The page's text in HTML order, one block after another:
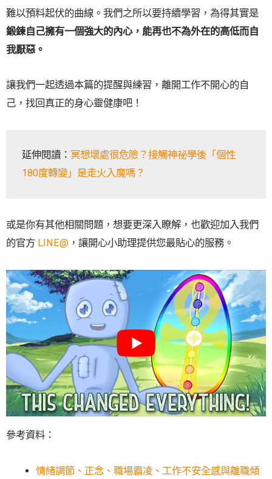
難以預料起伏的曲線。我們之所以要持續學習，為得其實是
鍛鍊自己擁有一個強大的內心，能再也不為外在的高低而自
我厭惡。
讓我們一起透過本篇的提醒與練習，離開工作不開心的自
己，找回真正的身心靈健康吧！
延伸閱讀： 冥想壞處很危險？接觸神祕學後「個性
180度轉變」是走火入魔嗎？
或是你有其他相關問題，想要更深入瞭解，也歡迎加入我們
的官方 LINE@ ，讓開心小助理提供您最貼心的服務。
參考資料：
情緒調節、正念、職場霸凌、工作不安全感與離職傾